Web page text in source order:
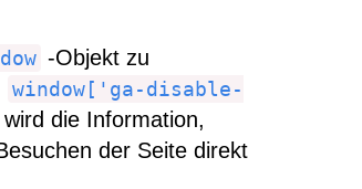
-Objekt zu
window['ga-disable-
die Information,
der Seite direkt